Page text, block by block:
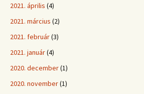
2021. április (4)
2021. március (2)
2021. február(3)
2021. január(4)
2020. december(1)
2020. november(1)